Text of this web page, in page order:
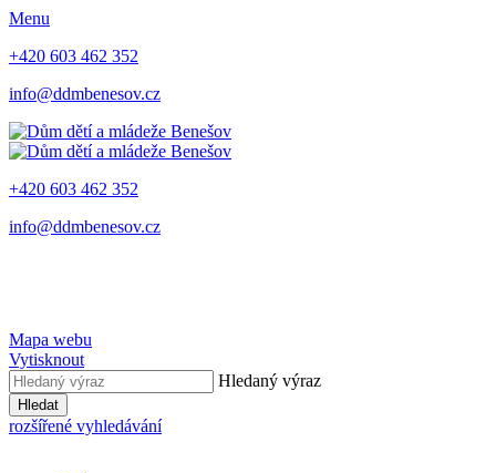
Menu
+420 603 462 352
info@ddmbenesov.cz
+420 603 462 352
info@ddmbenesov.cz
Mapa webu
Vytisknout
Hledaný výraz
Hledat
rozšířené vyhledávání